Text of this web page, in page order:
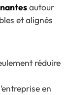
autour
et alignés
réduire
en